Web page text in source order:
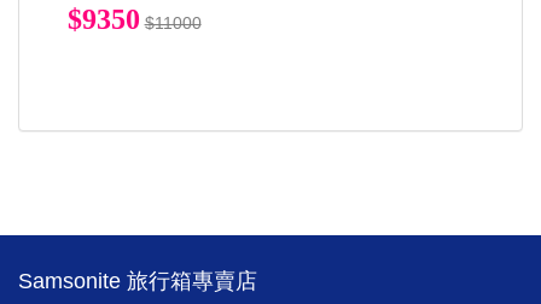
$9350 $11000
Samsonite 旅行箱專賣店